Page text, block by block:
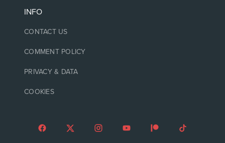
INFO
CONTACT US
COMMENT POLICY
PRIVACY & DATA
COOKIES